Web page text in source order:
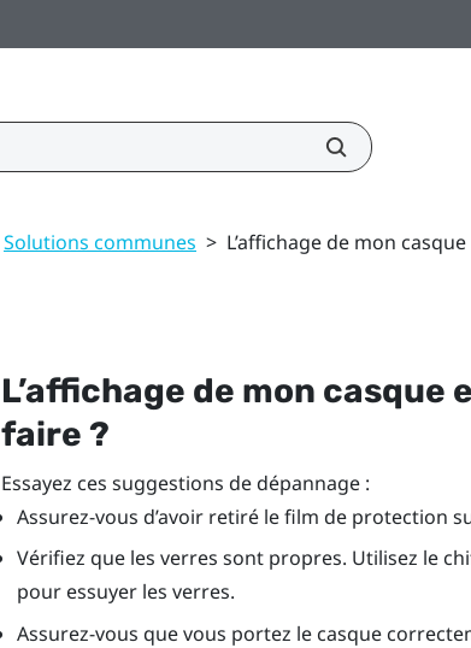
Solutions communes > L’affichage de mon
L’affichage de mon casque
faire ?
Essayez ces suggestions de dépannage :
Assurez-vous d’avoir retiré le film de protection
Vérifiez que les verres sont propres. Utilisez le
pour essuyer les verres.
Assurez-vous que vous portez le casque